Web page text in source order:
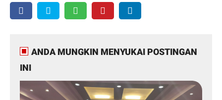
ANDA MUNGKIN MENYUKAI POSTINGAN
INI